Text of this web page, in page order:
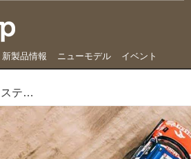
新製品情報 ニューモデル イベント
ダカールラリー2018 ステージ2終了、ホンダ・ヤマハが上位独占